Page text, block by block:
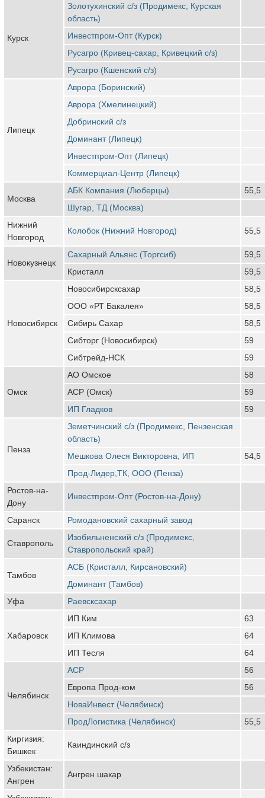
Курск
Золотухинский с/з (Продимекс, Курская
область)
Инвестпром-Опт (Курск)
Русагро (Кривец-сахар, Кривецкий с/з)
Русагро (Кшенский с/з)
Липецк
Аврора (Боринский)
Аврора (Хмелинецкий)
Добринский с/з
Доминант (Липецк)
Инвестпром-Опт (Липецк)
Коммерциал-Центр (Липецк)
Москва
АБК Компания (Люберцы)
55,5
Шугар, ТД (Москва)
Нижний
Новгород
Колобок (Нижний Новгород) 55,5
Новокузнецк
Сахарный Альянс (Торгсиб)
59,5
Кристалл
59,5
Новосибирск
Новосибирсксахар
58,5
ООО «РТ Бакалея»
58,5
Сибирь Сахар
58,5
Сибторг (Новосибирск)
59
Сибтрейд-НСК
59
Омск
АО Омское
58
АСР (Омск)
59
ИП Гладков
59
Пенза
Земетчинский с/з (Продимекс, Пензенская
область)
Мешкова Олеся Викторовна, ИП
54,5
Прод-Лидер,ТК, ООО (Пенза)
Ростов-на-
Дону
Инвестпром-Опт (Ростов-на-Дону)
Саранск Ромодановский сахарный завод
Ставрополь
Изобильненский с/з (Продимекс,
Ставропольский край)
Тамбов
АСБ (Кристалл, Кирсановский)
Доминант (Тамбов)
Уфа
Раевсксахар
Хабаровск
ИП Ким
63
ИП Климова
64
ИП Тесля
64
Челябинск
АСР
56
Европа Прод-ком
56
НоваИнвест (Челябинск)
ПродЛогистика (Челябинск)
55,5
Киргизия:
Бишкек
Каиндинский с/з
Узбекистан:
Ангрен
Ангрен шакар